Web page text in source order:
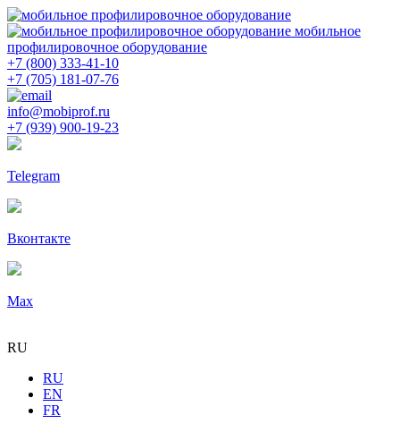
мобильное
профилировочное оборудование
+7 (800) 333-41-10
+7 (705) 181-07-76
info@mobiprof.ru
+7 (939) 900-19-23
Telegram
Вконтакте
Max
RU
RU
EN
FR